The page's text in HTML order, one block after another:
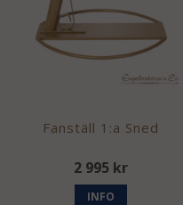
Fanställ 1:a Sned
2 995 kr
INFO